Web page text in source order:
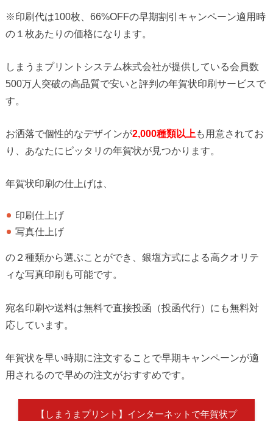
※印刷代は100枚、66%OFFの早期割引キャンペーン適用時
の１枚あたりの価格になります。
しまうまプリントシステム株式会社が提供している会員数
500万人突破の高品質で安いと評判の年賀状印刷サービスで
す。
お洒落で個性的なデザインが2,000種類以上 も用意されてお
り、あなたにピッタリの年賀状が見つかります。
年賀状印刷の仕上げは、
印刷仕上げ
写真仕上げ
の２種類から選ぶことができ、銀塩方式による高クオリテ
ィな写真印刷も可能です。
宛名印刷や送料は無料で直接投函（投函代行）にも無料対
応しています。
年賀状を早い時期に注文することで早期キャンペーンが適
用されるので早めの注文がおすすめです。
【しまうまプリント】インターネットで年賀状プ